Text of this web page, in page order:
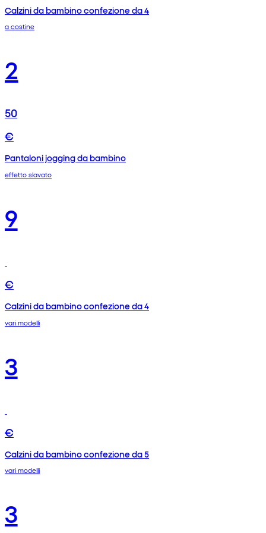
Calzini da bambino confezione da 4
a costine
2
50
€
Pantaloni jogging da bambino
effetto slavato
9
€
Calzini da bambino confezione da 4
vari modelli
3
€
Calzini da bambino confezione da 5
vari modelli
3